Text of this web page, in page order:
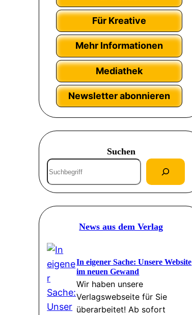
Für Kreative
Mehr Informationen
Mediathek
Newsletter abonnieren
Suchen
S
u
c
h
News aus dem Verlag
In eigener Sache: Unsere Website
im neuen Gewand
Wir haben unsere
Verlagswebseite für Sie
überarbeitet! Ab sofort